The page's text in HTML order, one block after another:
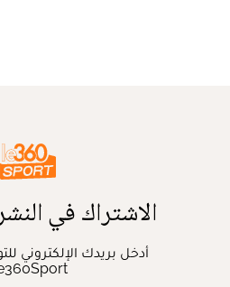
الاشتراك في
أدخل بريدك الإلكتروني